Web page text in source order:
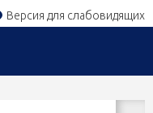
Версия для слабовидящих